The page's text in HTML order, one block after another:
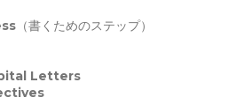
書くためのステップ）
Letters